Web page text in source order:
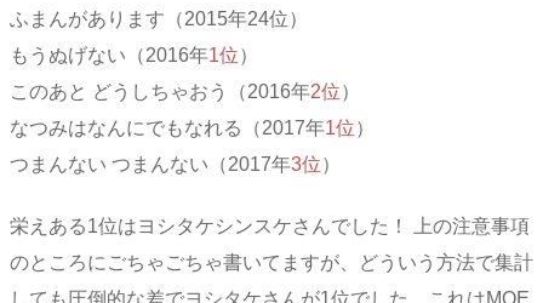
ふまんがあります（2015年24位）
もうぬげない（2016年1位）
このあと どうしちゃおう（2016年2位）
なつみはなんにでもなれる（2017年1位）
つまんない つまんない（2017年3位）
栄えある1位はヨシタケシンスケさんでした！ 上の注意事項
のところにごちゃごちゃ書いてますが、どういう方法で集計